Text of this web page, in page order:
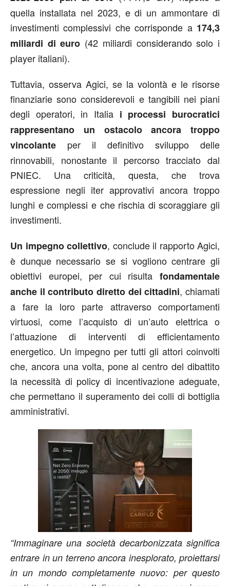
quella installata nel 2023, e di un ammontare di
investimenti complessivi che corrisponde a 174,3
miliardi di euro (42 miliardi considerando solo i
player italiani).
Tuttavia, osserva Agici, se la volontà e le risorse
finanziarie sono considerevoli e tangibili nei piani
degli operatori, in Italia i processi burocratici
rappresentano un ostacolo ancora troppo
vincolante per il definitivo sviluppo delle
rinnovabili, nonostante il percorso tracciato dal
PNIEC. Una criticità, questa, che trova
espressione negli iter approvativi ancora troppo
lunghi e complessi e che rischia di scoraggiare gli
investimenti.
Un impegno collettivo, conclude il rapporto Agici,
è dunque necessario se si vogliono centrare gli
obiettivi europei, per cui risulta fondamentale
anche il contributo diretto dei cittadini, chiamati
a fare la loro parte attraverso comportamenti
virtuosi, come l’acquisto di un’auto elettrica o
l’attuazione di interventi di efficientamento
energetico. Un impegno per tutti gli attori coinvolti
che, ancora una volta, pone al centro del dibattito
la necessità di policy di incentivazione adeguate,
che permettano il superamento dei colli di bottiglia
amministrativi.
“Immaginare una società decarbonizzata significa
entrare in un terreno ancora inesplorato, proiettarsi
in un mondo completamente nuovo: per questo